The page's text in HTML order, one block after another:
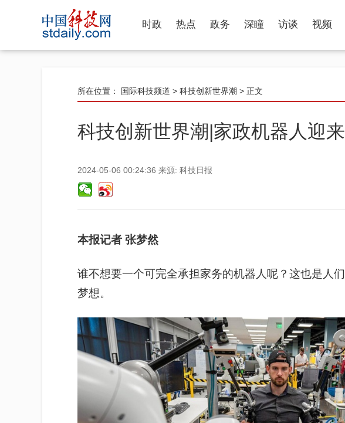
时政 热点 政务 深瞳 访谈 视频
所在位置： 国际科技频道 > 科技创新世界潮 > 正文
科技创新世界潮|家政机器人迎
2024-05-06 00:24:36 来源: 科技日报
本报记者 张梦然
谁不想要一个可完全承担家务的机器人呢？这也是 人
梦想。